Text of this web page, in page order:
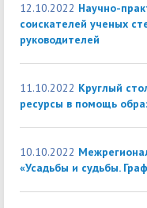
12.10.2022 Научно-
соискателей ученых
руководителей
11.10.2022 Круглый
ресурсы в помощь
10.10.2022
«Усадьбы и судьбы.